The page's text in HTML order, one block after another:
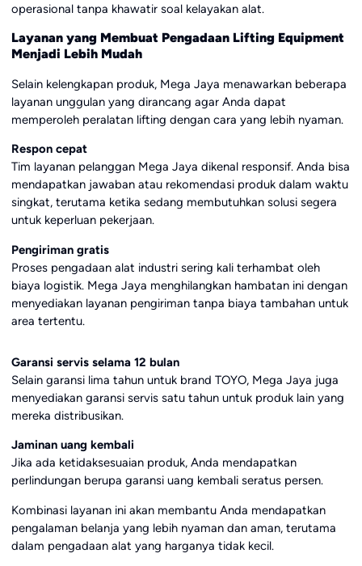
operasional tanpa khawatir soal kelayakan alat.
Layanan yang Membuat Pengadaan Lifting Equipment
Menjadi Lebih Mudah
Selain kelengkapan produk, Mega Jaya menawarkan beberapa
layanan unggulan yang dirancang agar Anda dapat
memperoleh peralatan lifting dengan cara yang lebih nyaman.
Respon cepat
Tim layanan pelanggan Mega Jaya dikenal responsif. Anda bisa
mendapatkan jawaban atau rekomendasi produk dalam waktu
singkat, terutama ketika sedang membutuhkan solusi segera
untuk keperluan pekerjaan.
Pengiriman gratis
Proses pengadaan alat industri sering kali terhambat oleh
biaya logistik. Mega Jaya menghilangkan hambatan ini dengan
menyediakan layanan pengiriman tanpa biaya tambahan untuk
area tertentu.
Garansi servis selama 12 bulan
Selain garansi lima tahun untuk brand TOYO, Mega Jaya juga
menyediakan garansi servis satu tahun untuk produk lain yang
mereka distribusikan.
Jaminan uang kembali
Jika ada ketidaksesuaian produk, Anda mendapatkan
perlindungan berupa garansi uang kembali seratus persen.
Kombinasi layanan ini akan membantu Anda mendapatkan
pengalaman belanja yang lebih nyaman dan aman, terutama
dalam pengadaan alat yang harganya tidak kecil.